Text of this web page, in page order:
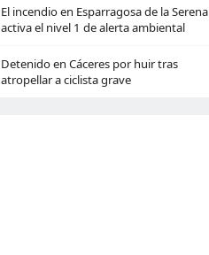
El incendio en Esparragosa de la Serena
activa el nivel 1 de alerta ambiental
Detenido en Cáceres por huir tras
atropellar a ciclista grave